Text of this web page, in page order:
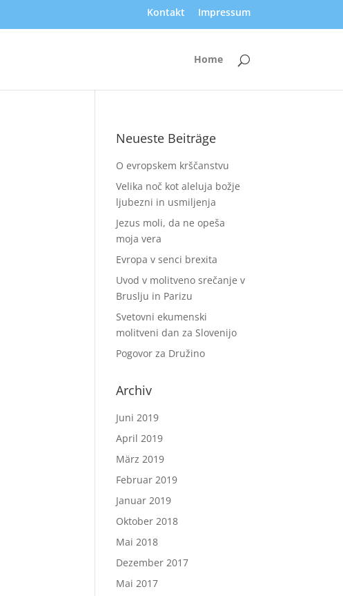
Kontakt Impressum
Home
Neueste Beiträge
O evropskem krščanstvu
Velika noč kot aleluja božje
ljubezni in usmiljenja
Jezus moli, da ne opeša
moja vera
Evropa v senci brexita
Uvod v molitveno srečanje v
Bruslju in Parizu
Svetovni ekumenski
molitveni dan za Slovenijo
Pogovor za Družino
Archiv
Juni 2019
April 2019
März 2019
Februar 2019
Januar 2019
Oktober 2018
Mai 2018
Dezember 2017
Mai 2017